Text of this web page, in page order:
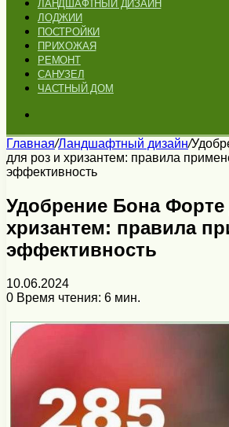
ЛАНДШАФТНЫЙ ДИЗАЙН
ЛОДЖИИ
ПОСТРОЙКИ
ПРИХОЖАЯ
РЕМОНТ
САНУЗЕЛ
ЧАСТНЫЙ ДОМ
Главная/Ландшафтный дизайн/
для роз и хризантем: правила
эффективность
Удобрение Бона Форте
хризантем: правила
эффективность
10.06.2024
0 Время чтения: 6 мин.